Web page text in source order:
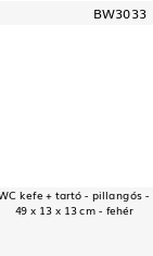
BW3033
kefe + tartó - pillangós -
49 x 13 x 13 cm - fehér